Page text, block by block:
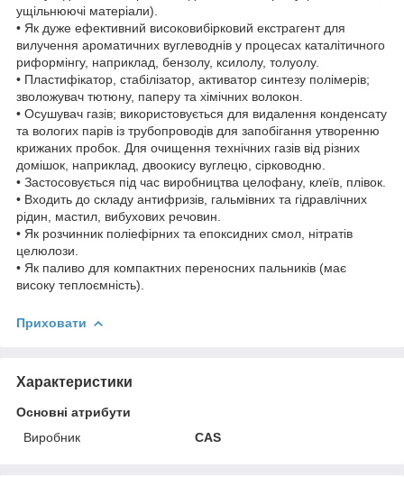
ущільнюючі матеріали).
• Як дуже ефективний високовибірковий екстрагент для
вилучення ароматичних вуглеводнів у процесах каталітичного
риформінгу, наприклад, бензолу, ксилолу, толуолу.
• Пластифікатор, стабілізатор, активатор синтезу полімерів;
зволожувач тютюну, паперу та хімічних волокон.
• Осушувач газів; використовується для видалення конденсату
та вологих парів із трубопроводів для запобігання утворенню
крижаних пробок. Для очищення технічних газів від різних
домішок, наприклад, двоокису вуглецю, сірководню.
• Застосовується під час виробництва целофану, клеїв, плівок.
• Входить до складу антифризів, гальмівних та гідравлічних
рідин, мастил, вибухових речовин.
• Як розчинник поліефірних та епоксидних смол, нітратів
целюлози.
• Як паливо для компактних переносних пальників (має
високу теплоємність).
Приховати
Характеристики
Основні атрибути
Виробник
CAS